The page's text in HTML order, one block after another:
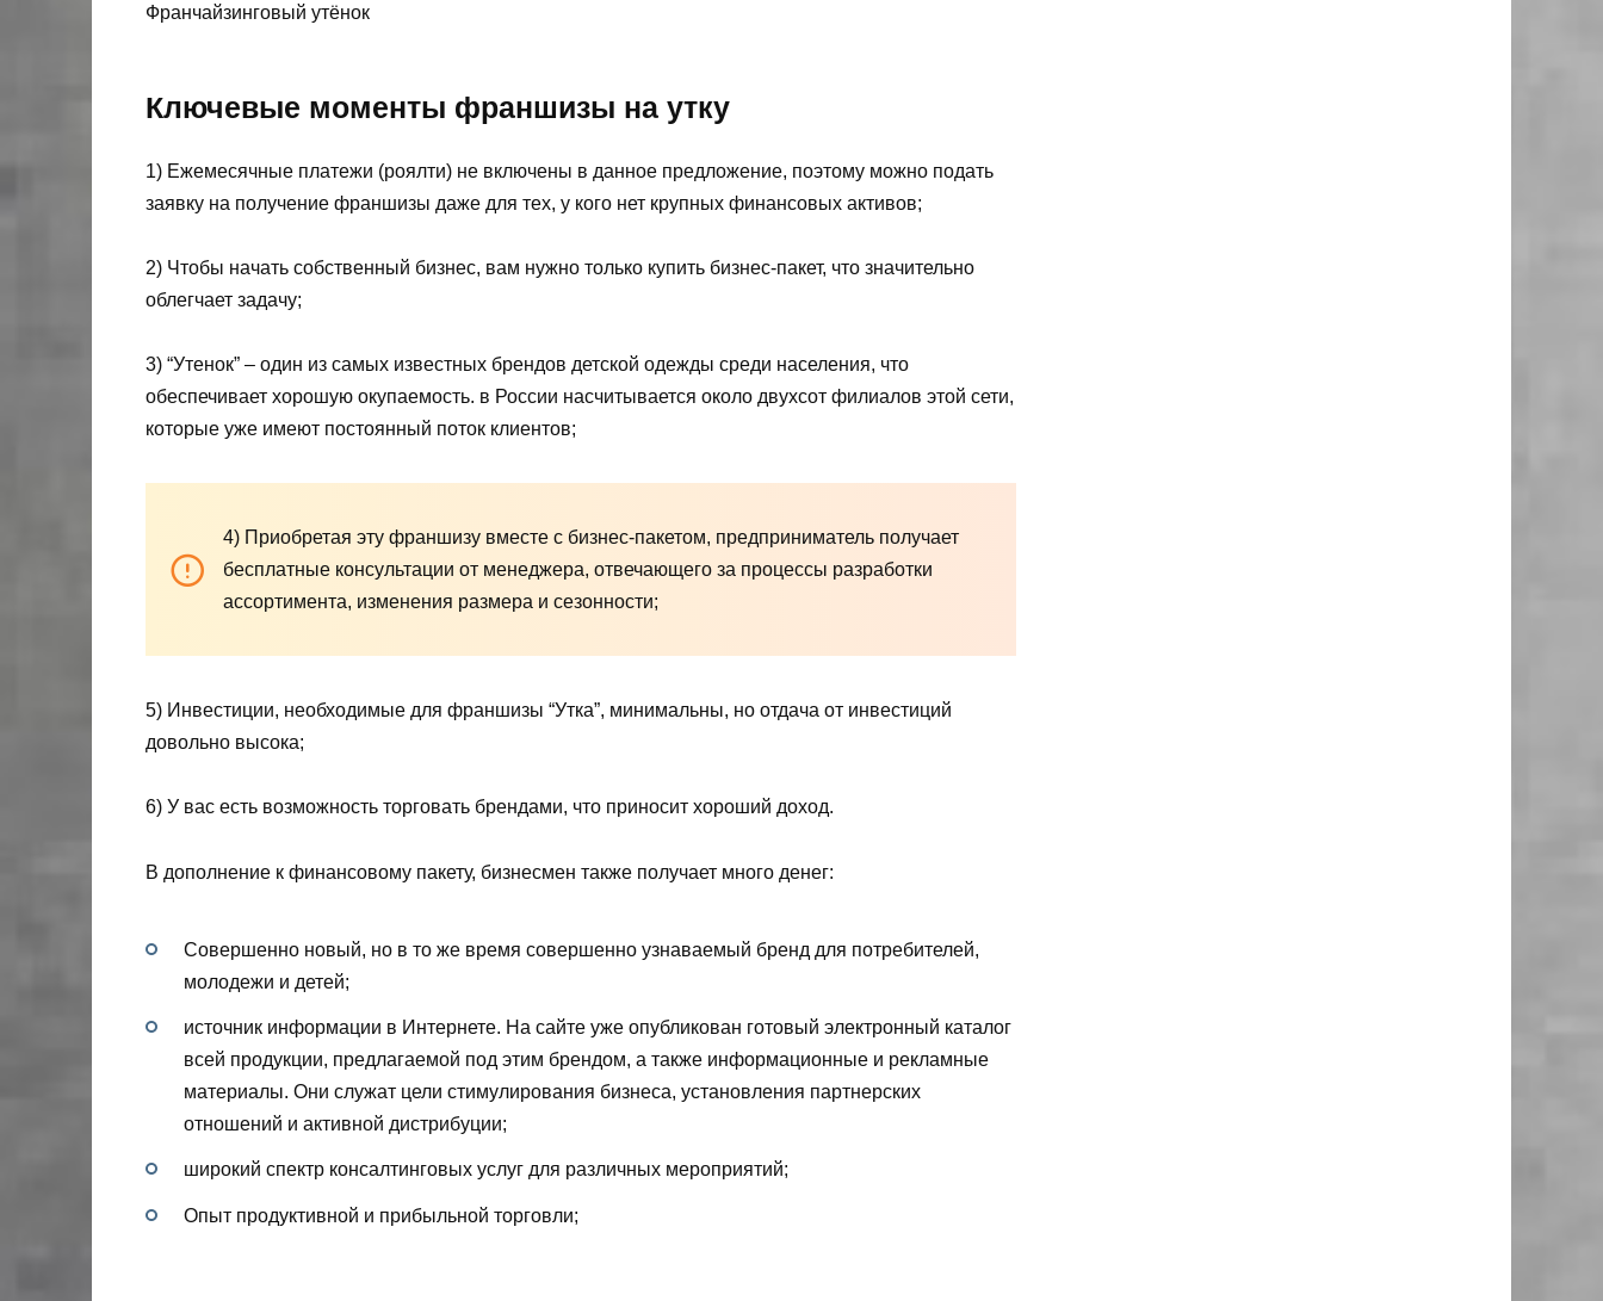
Франчайзинговый утёнок
Ключевые моменты франшизы на утку
1) Ежемесячные платежи (роялти) не включены в данное предложение, поэтому можно подать
заявку на получение франшизы даже для тех, у кого нет крупных финансовых активов;
2) Чтобы начать собственный бизнес, вам нужно только купить бизнес-пакет, что значительно
облегчает задачу;
3) “Утенок” – один из самых известных брендов детской одежды среди населения, что
обеспечивает хорошую окупаемость. в России насчитывается около двухсот филиалов этой сети,
которые уже имеют постоянный поток клиентов;
4) Приобретая эту франшизу вместе с бизнес-пакетом, предприниматель получает
бесплатные консультации от менеджера, отвечающего за процессы разработки
ассортимента, изменения размера и сезонности;
5) Инвестиции, необходимые для франшизы “Утка”, минимальны, но отдача от инвестиций
довольно высока;
6) У вас есть возможность торговать брендами, что приносит хороший доход.
В дополнение к финансовому пакету, бизнесмен также получает много денег:
Совершенно новый, но в то же время совершенно узнаваемый бренд для потребителей,
молодежи и детей;
источник информации в Интернете. На сайте уже опубликован готовый электронный каталог
всей продукции, предлагаемой под этим брендом, а также информационные и рекламные
материалы. Они служат цели стимулирования бизнеса, установления партнерских
отношений и активной дистрибуции;
широкий спектр консалтинговых услуг для различных мероприятий;
Опыт продуктивной и прибыльной торговли;